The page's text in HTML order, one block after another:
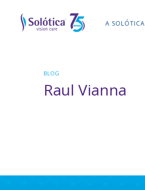
A SOLÓTICA
BLOG
Raul Vianna